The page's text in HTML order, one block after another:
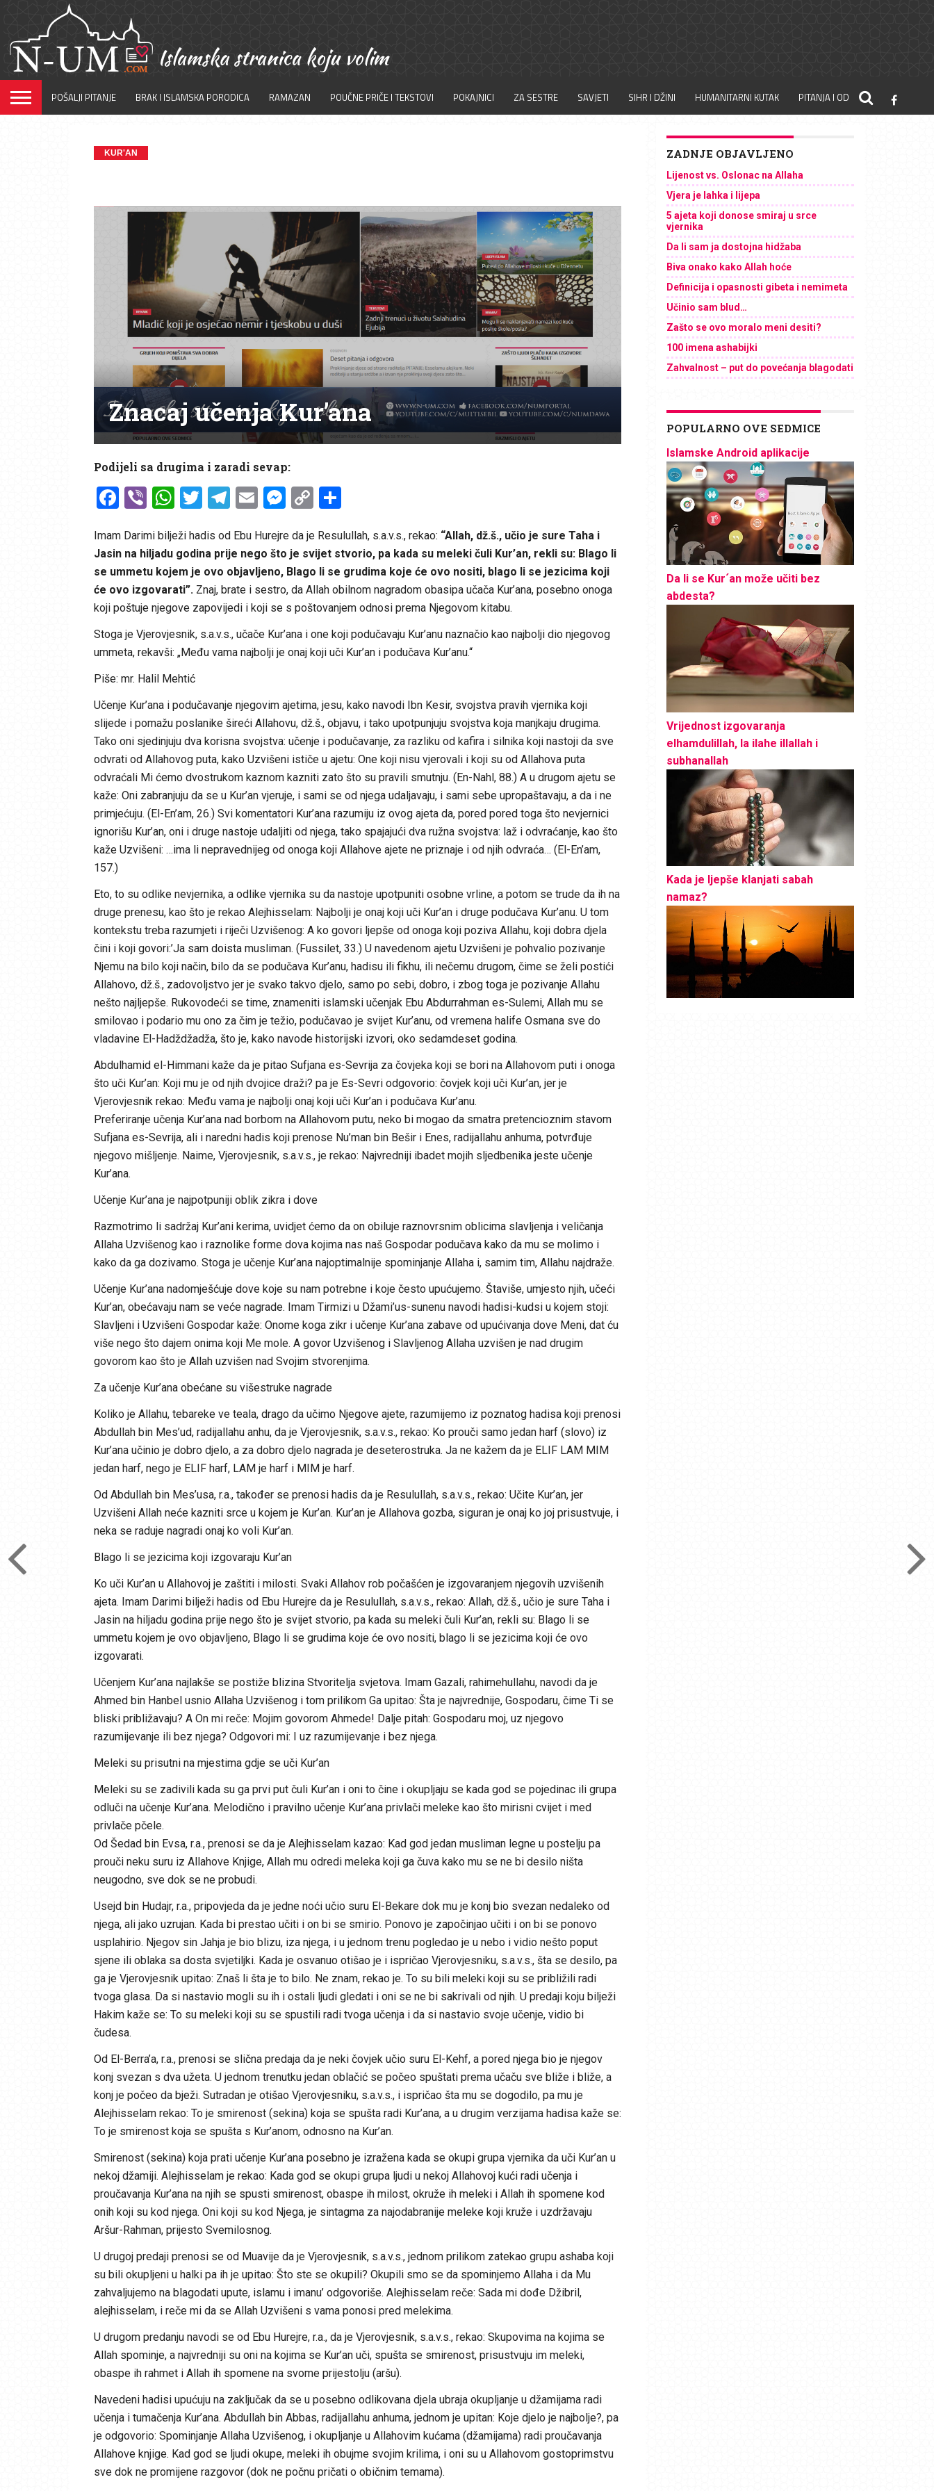
POŠALJI PITANJE BRAK I ISLAMSKA PORODICA RAMAZAN POUČNE PRIČE I TEKSTOVI POKAJNICI ZA SESTRE SAVJETI SIHR I DŽINI HUMANITARNI KUTAK PITANJA I ODGOVORI
KUR'AN
Znacaj učenja Kur’ana
Podijeli sa drugima i zaradi sevap:
Facebook
ViberWhatsApp
Twitter
Telegram
EmailMessenger
CopyShare
Imam Darimi bilježi hadis od Ebu Hurejre da je Resulullah, s.a.v.s., rekao: “Allah, dž.š., učio je sure Taha i
Jasin na hiljadu godina prije nego što je svijet stvorio, pa kada su meleki čuli Kur’an, rekli su: Blago li
se ummetu kojem je ovo objavljeno, Blago li se grudima koje će ovo nositi, blago li se jezicima koji
će ovo izgovarati”. Znaj, brate i sestro, da Allah obilnom nagradom obasipa učača Kur’ana, posebno onoga
koji poštuje njegove zapovijedi i koji se s poštovanjem odnosi prema Njegovom kitabu.
Stoga je Vjerovjesnik, s.a.v.s., učače Kur’ana i one koji podučavaju Kur’anu naznačio kao najbolji dio njegovog
ummeta, rekavši: „Među vama najbolji je onaj koji uči Kur’an i podučava Kur’anu.“
Piše: mr. Halil Mehtić
Učenje Kur’ana i podučavanje njegovim ajetima, jesu, kako navodi Ibn Kesir, svojstva pravih vjernika koji
slijede i pomažu poslanike šireći Allahovu, dž.š., objavu, i tako upotpunjuju svojstva koja manjkaju drugima.
Tako oni sjedinjuju dva korisna svojstva: učenje i podučavanje, za razliku od kafira i silnika koji nastoji da sve
odvrati od Allahovog puta, kako Uzvišeni ističe u ajetu: One koji nisu vjerovali i koji su od Allahova puta
odvraćali Mi ćemo dvostrukom kaznom kazniti zato što su pravili smutnju. (En-Nahl, 88.) A u drugom ajetu se
kaže: Oni zabranjuju da se u Kur’an vjeruje, i sami se od njega udaljavaju, i sami sebe upropaštavaju, a da i ne
primjećuju. (El-En’am, 26.) Svi komentatori Kur’ana razumiju iz ovog ajeta da, pored pored toga što nevjernici
ignorišu Kur’an, oni i druge nastoje udaljiti od njega, tako spajajući dva ružna svojstva: laž i odvraćanje, kao što
kaže Uzvišeni: …ima li nepravednijeg od onoga koji Allahove ajete ne priznaje i od njih odvraća… (El-En’am,
157.)
Eto, to su odlike nevjernika, a odlike vjernika su da nastoje upotpuniti osobne vrline, a potom se trude da ih na
druge prenesu, kao što je rekao Alejhisselam: Najbolji je onaj koji uči Kur’an i druge podučava Kur’anu. U tom
kontekstu treba razumjeti i riječi Uzvišenog: A ko govori ljepše od onoga koji poziva Allahu, koji dobra djela
čini i koji govori:’Ja sam doista musliman. (Fussilet, 33.) U navedenom ajetu Uzvišeni je pohvalio pozivanje
Njemu na bilo koji način, bilo da se podučava Kur’anu, hadisu ili fikhu, ili nečemu drugom, čime se želi postići
Allahovo, dž.š., zadovoljstvo jer je svako takvo djelo, samo po sebi, dobro, i zbog toga je pozivanje Allahu
nešto najljepše. Rukovodeći se time, znameniti islamski učenjak Ebu Abdurrahman es-Sulemi, Allah mu se
smilovao i podario mu ono za čim je težio, podučavao je svijet Kur’anu, od vremena halife Osmana sve do
vladavine El-Hadždžadža, što je, kako navode historijski izvori, oko sedamdeset godina.
Abdulhamid el-Himmani kaže da je pitao Sufjana es-Sevrija za čovjeka koji se bori na Allahovom puti i onoga
što uči Kur’an: Koji mu je od njih dvojice draži? pa je Es-Sevri odgovorio: čovjek koji uči Kur’an, jer je
Vjerovjesnik rekao: Među vama je najbolji onaj koji uči Kur’an i podučava Kur’anu.
Preferiranje učenja Kur’ana nad borbom na Allahovom putu, neko bi mogao da smatra pretencioznim stavom
Sufjana es-Sevrija, ali i naredni hadis koji prenose Nu’man bin Bešir i Enes, radijallahu anhuma, potvrđuje
njegovo mišljenje. Naime, Vjerovjesnik, s.a.v.s., je rekao: Najvredniji ibadet mojih sljedbenika jeste učenje
Kur’ana.
Učenje Kur’ana je najpotpuniji oblik zikra i dove
Razmotrimo li sadržaj Kur’ani kerima, uvidjet ćemo da on obiluje raznovrsnim oblicima slavljenja i veličanja
Allaha Uzvišenog kao i raznolike forme dova kojima nas naš Gospodar podučava kako da mu se molimo i
kako da ga dozivamo. Stoga je učenje Kur’ana najoptimalnije spominjanje Allaha i, samim tim, Allahu najdraže.
Učenje Kur’ana nadomješćuje dove koje su nam potrebne i koje često upućujemo. Štaviše, umjesto njih, učeći
Kur’an, obećavaju nam se veće nagrade. Imam Tirmizi u Džami’us-sunenu navodi hadisi-kudsi u kojem stoji:
Slavljeni i Uzvišeni Gospodar kaže: Onome koga zikr i učenje Kur’ana zabave od upućivanja dove Meni, dat ću
više nego što dajem onima koji Me mole. A govor Uzvišenog i Slavljenog Allaha uzvišen je nad drugim
govorom kao što je Allah uzvišen nad Svojim stvorenjima.
Za učenje Kur’ana obećane su višestruke nagrade
Koliko je Allahu, tebareke ve teala, drago da učimo Njegove ajete, razumijemo iz poznatog hadisa koji prenosi
Abdullah bin Mes’ud, radijallahu anhu, da je Vjerovjesnik, s.a.v.s., rekao: Ko prouči samo jedan harf (slovo) iz
Kur’ana učinio je dobro djelo, a za dobro djelo nagrada je deseterostruka. Ja ne kažem da je ELIF LAM MIM
jedan harf, nego je ELIF harf, LAM je harf i MIM je harf.
Od Abdullah bin Mes’usa, r.a., također se prenosi hadis da je Resulullah, s.a.v.s., rekao: Učite Kur’an, jer
Uzvišeni Allah neće kazniti srce u kojem je Kur’an. Kur’an je Allahova gozba, siguran je onaj ko joj prisustvuje, i
neka se raduje nagradi onaj ko voli Kur’an.
Blago li se jezicima koji izgovaraju Kur’an
Ko uči Kur’an u Allahovoj je zaštiti i milosti. Svaki Allahov rob počašćen je izgovaranjem njegovih uzvišenih
ajeta. Imam Darimi bilježi hadis od Ebu Hurejre da je Resulullah, s.a.v.s., rekao: Allah, dž.š., učio je sure Taha i
Jasin na hiljadu godina prije nego što je svijet stvorio, pa kada su meleki čuli Kur’an, rekli su: Blago li se
ummetu kojem je ovo objavljeno, Blago li se grudima koje će ovo nositi, blago li se jezicima koji će ovo
izgovarati.
Učenjem Kur’ana najlakše se postiže blizina Stvoritelja svjetova. Imam Gazali, rahimehullahu, navodi da je
Ahmed bin Hanbel usnio Allaha Uzvišenog i tom prilikom Ga upitao: Šta je najvrednije, Gospodaru, čime Ti se
bliski približavaju? A On mi reče: Mojim govorom Ahmede! Dalje pitah: Gospodaru moj, uz njegovo
razumijevanje ili bez njega? Odgovori mi: I uz razumijevanje i bez njega.
Meleki su prisutni na mjestima gdje se uči Kur’an
Meleki su se zadivili kada su ga prvi put čuli Kur’an i oni to čine i okupljaju se kada god se pojedinac ili grupa
odluči na učenje Kur’ana. Melodično i pravilno učenje Kur’ana privlači meleke kao što mirisni cvijet i med
privlače pčele.
Od Šedad bin Evsa, r.a., prenosi se da je Alejhisselam kazao: Kad god jedan musliman legne u postelju pa
prouči neku suru iz Allahove Knjige, Allah mu odredi meleka koji ga čuva kako mu se ne bi desilo ništa
neugodno, sve dok se ne probudi.
Usejd bin Hudajr, r.a., pripovjeda da je jedne noći učio suru El-Bekare dok mu je konj bio svezan nedaleko od
njega, ali jako uzrujan. Kada bi prestao učiti i on bi se smirio. Ponovo je započinjao učiti i on bi se ponovo
usplahirio. Njegov sin Jahja je bio blizu, iza njega, i u jednom trenu pogledao je u nebo i vidio nešto poput
sjene ili oblaka sa dosta svjetiljki. Kada je osvanuo otišao je i ispričao Vjerovjesniku, s.a.v.s., šta se desilo, pa
ga je Vjerovjesnik upitao: Znaš li šta je to bilo. Ne znam, rekao je. To su bili meleki koji su se približili radi
tvoga glasa. Da si nastavio mogli su ih i ostali ljudi gledati i oni se ne bi sakrivali od njih. U predaji koju bilježi
Hakim kaže se: To su meleki koji su se spustili radi tvoga učenja i da si nastavio svoje učenje, vidio bi
čudesa.
Od El-Berra’a, r.a., prenosi se slična predaja da je neki čovjek učio suru El-Kehf, a pored njega bio je njegov
konj svezan s dva užeta. U jednom trenutku jedan oblačić se počeo spuštati prema učaču sve bliže i bliže, a
konj je počeo da bježi. Sutradan je otišao Vjerovjesniku, s.a.v.s., i ispričao šta mu se dogodilo, pa mu je
Alejhisselam rekao: To je smirenost (sekina) koja se spušta radi Kur’ana, a u drugim verzijama hadisa kaže se:
To je smirenost koja se spušta s Kur’anom, odnosno na Kur’an.
Smirenost (sekina) koja prati učenje Kur’ana posebno je izražena kada se okupi grupa vjernika da uči Kur’an u
nekoj džamiji. Alejhisselam je rekao: Kada god se okupi grupa ljudi u nekoj Allahovoj kući radi učenja i
proučavanja Kur’ana na njih se spusti smirenost, obaspe ih milost, okruže ih meleki i Allah ih spomene kod
onih koji su kod njega. Oni koji su kod Njega, je sintagma za najodabranije meleke koji kruže i uzdržavaju
Aršur-Rahman, prijesto Svemilosnog.
U drugoj predaji prenosi se od Muavije da je Vjerovjesnik, s.a.v.s., jednom prilikom zatekao grupu ashaba koji
su bili okupljeni u halki pa ih je upitao: Što ste se okupili? Okupili smo se da spominjemo Allaha i da Mu
zahvaljujemo na blagodati upute, islamu i imanu’ odgovoriše. Alejhisselam reče: Sada mi dođe Džibril,
alejhisselam, i reče mi da se Allah Uzvišeni s vama ponosi pred melekima.
U drugom predanju navodi se od Ebu Hurejre, r.a., da je Vjerovjesnik, s.a.v.s., rekao: Skupovima na kojima se
Allah spominje, a najvredniji su oni na kojima se Kur’an uči, spušta se smirenost, prisustvuju im meleki,
obaspe ih rahmet i Allah ih spomene na svome prijestolju (aršu).
Navedeni hadisi upućuju na zaključak da se u posebno odlikovana djela ubraja okupljanje u džamijama radi
učenja i tumačenja Kur’ana. Abdullah bin Abbas, radijallahu anhuma, jednom je upitan: Koje djelo je najbolje?, pa
je odgovorio: Spominjanje Allaha Uzvišenog, i okupljanje u Allahovim kućama (džamijama) radi proučavanja
Allahove knjige. Kad god se ljudi okupe, meleki ih obujme svojim krilima, i oni su u Allahovom gostoprimstvu
sve dok ne promijene razgovor (dok ne počnu pričati o običnim temama).
ZADNJE OBJAVLJENO
Lijenost vs. Oslonac na Allaha
Vjera je lahka i lijepa
5 ajeta koji donose smiraj u srce
vjernika
Da li sam ja dostojna hidžaba
Biva onako kako Allah hoće
Definicija i opasnosti gibeta i nemimeta
Učinio sam blud…
Zašto se ovo moralo meni desiti?
100 imena ashabijki
Zahvalnost – put do povećanja blagodati
POPULARNO OVE SEDMICE
Islamske Android aplikacije
Da li se Kur´an može učiti bez
abdesta?
Vrijednost izgovaranja
elhamdulillah, la ilahe illallah i
subhanallah
Kada je ljepše klanjati sabah
namaz?